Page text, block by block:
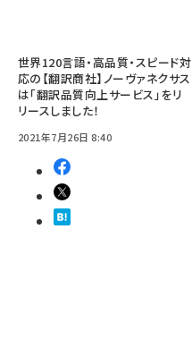
世界120言語・高品質・スピード対
応の【翻訳商社】ノーヴァネクサス
は「翻訳品質向上サービス」をリ
リースしました！
2021年7月26日 8:40